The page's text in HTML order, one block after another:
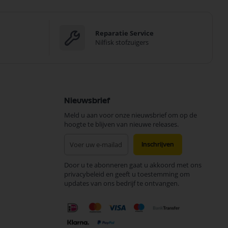
Reparatie Service
Nilfisk stofzuigers
Nieuwsbrief
Meld u aan voor onze nieuwsbrief om op de
hoogte te blijven van nieuwe releases.
onze
nieuwsbrief
Inschrijven
Door u te abonneren gaat u akkoord met ons
privacybeleid en geeft u toestemming om
updates van ons bedrijf te ontvangen.